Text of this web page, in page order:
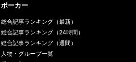
ポーカー
総合記事ランキング（最新）
総合記事ランキング（24時間）
総合記事ランキング（週間）
人物・グループ一覧